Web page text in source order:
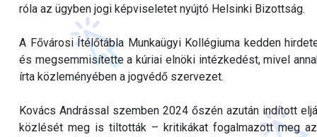
róla az ügyben jogi képviseletet nyújtó Helsinki Bizottság.
A Fővárosi Ítélőtábla Munkaügyi Kollégiuma kedden
és megsemmisítette a kúriai elnöki intézkedést, mivel
írta közleményében a jogvédő szervezet.
Kovács Andrással szemben 2024 őszén azután indított
közlését meg is tiltották – kritikákat fogalmazott meg